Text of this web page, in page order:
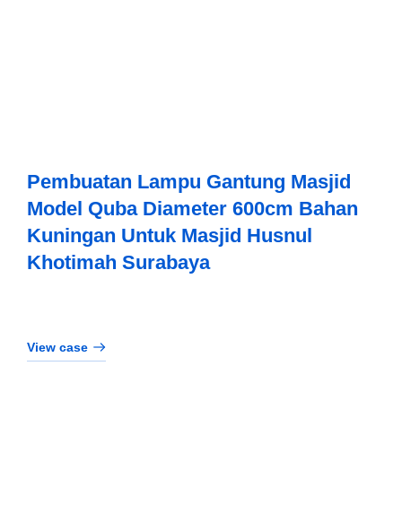
Pembuatan Lampu Gantung Masjid
Model Quba Diameter 600cm Bahan
Kuningan Untuk Masjid Husnul
Khotimah Surabaya
View case